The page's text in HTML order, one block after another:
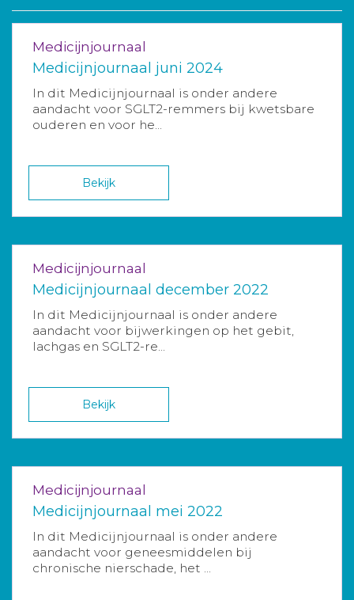
Medicijnjournaal
Medicijnjournaal juni 2024
In dit Medicijnjournaal is onder andere
aandacht voor SGLT2-remmers bij kwetsbare
ouderen en voor he...
Bekijk
Medicijnjournaal
Medicijnjournaal december 2022
In dit Medicijnjournaal is onder andere
aandacht voor bijwerkingen op het gebit,
lachgas en SGLT2-re...
Bekijk
Medicijnjournaal
Medicijnjournaal mei 2022
In dit Medicijnjournaal is onder andere
aandacht voor geneesmiddelen bij
chronische nierschade, het ...